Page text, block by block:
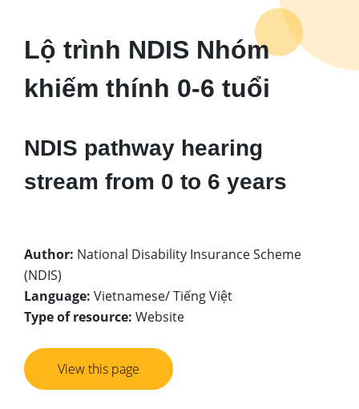
Lộ trình NDIS Nhóm
khiếm thính 0-6 tuổi
NDIS pathway hearing
stream from 0 to 6 years
Author: National Disability Insurance Scheme
(NDIS)
Language: Vietnamese/ Tiếng Việt
Type of resource: Website
View this page